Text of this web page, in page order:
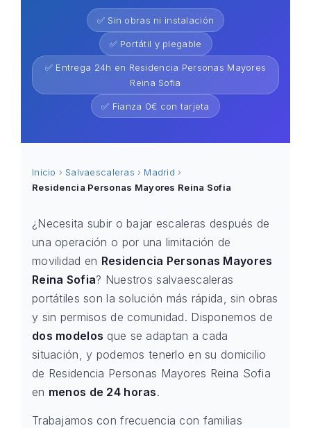
✅ Sin obras ni instalación
✅ Portátil y plegable
✅ Entrega 24h en Residencia Personas Mayores
Reina Sofia
✅ Fianza 0€ con tarjeta
Inicio › Salvaescaleras › Madrid ›
Residencia Personas Mayores Reina Sofia
¿Necesita subir o bajar escaleras después de
una operación o por una limitación de
movilidad en Residencia Personas Mayores
Reina Sofia? Nuestros salvaescaleras
portátiles son la solución más rápida, sin obras
y sin permisos de comunidad. Disponemos de
dos modelos que se adaptan a cada
situación, y podemos tenerlo en su domicilio
de Residencia Personas Mayores Reina Sofia
en menos de 24 horas.
Trabajamos con frecuencia con familias